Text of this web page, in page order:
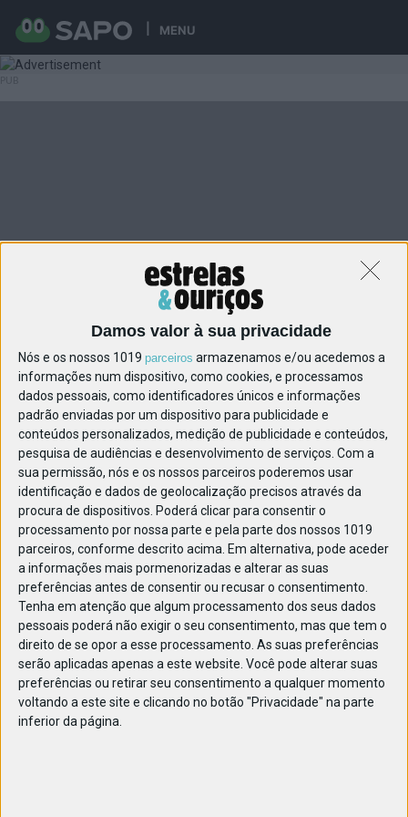
Damos valor à sua privacidade
Nós e os nossos 1019 parceiros armazenamos e/ou acedemos a
informações num dispositivo, como cookies, e processamos
dados pessoais, como identificadores únicos e informações
padrão enviadas por um dispositivo para publicidade e
conteúdos personalizados, medição de publicidade e conteúdos,
pesquisa de audiências e desenvolvimento de serviços. Com a
sua permissão, nós e os nossos parceiros poderemos usar
identificação e dados de geolocalização precisos através da
procura de dispositivos. Poderá clicar para consentir o
processamento por nossa parte e pela parte dos nossos 1019
parceiros, conforme descrito acima. Em alternativa, pode aceder
a informações mais pormenorizadas e alterar as suas
preferências antes de consentir ou recusar o consentimento.
Tenha em atenção que algum processamento dos seus dados
pessoais poderá não exigir o seu consentimento, mas que tem o
direito de se opor a esse processamento. As suas preferências
serão aplicadas apenas a este website. Você pode alterar suas
preferências ou retirar seu consentimento a qualquer momento
voltando a este site e clicando no botão "Privacidade" na parte
inferior da página.
MENU
859601949624808